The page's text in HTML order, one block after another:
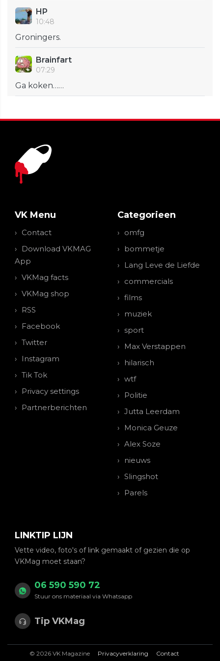
HP
10:48
Groningers.
Brainfart
07:29
Ga koken……
VK Menu
Contact
Download VKMAG
App
VKMag facts
VKMag shop
RSS
Facebook
Twitter
Instagram
Tik Tok
Privacy settings
Partnerberichten
Categorieen
omfg
bommetje
Lang Leve de Liefde
commercials
films
muziek
sport
Max Verstappen
hilarisch
wtf
Politie
Jutta Leerdam
Monica Geuze
Alex Soze
nieuws
Slingshot
Parels
LINKTIP LIJN
Vette video, foto's of link gemaakt of gezien die op
VKMag moet staan?
06 590 590 72
Stuur ons materiaal via Whatsapp
Tip VKMag
© 2026 VK Magazine Privacyverklaring
Contact